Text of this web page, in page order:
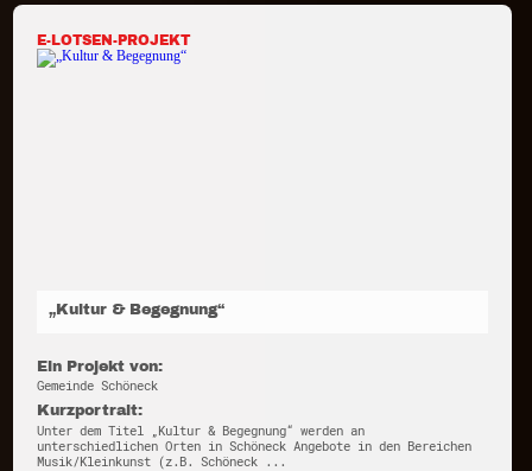
E-LOTSEN-PROJEKT
„Kultur & Begegnung“
Ein Projekt von:
Gemeinde Schöneck
Kurzportrait:
Unter dem Titel „Kultur & Begegnung“ werden an
unterschiedlichen Orten in Schöneck Angebote in den Bereichen
Musik/Kleinkunst (z.B. Schöneck ...